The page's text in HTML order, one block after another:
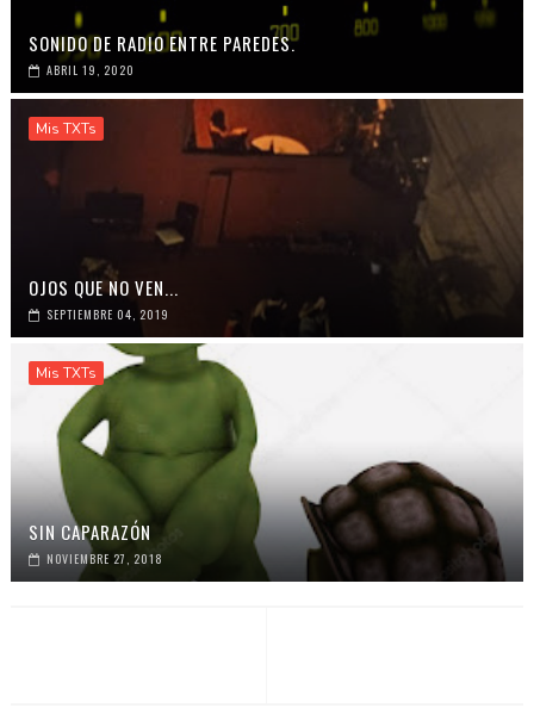
SONIDO DE RADIO ENTRE PAREDES.
ABRIL 19, 2020
Mis TXTs
OJOS QUE NO VEN...
SEPTIEMBRE 04, 2019
Mis TXTs
SIN CAPARAZÓN
NOVIEMBRE 27, 2018